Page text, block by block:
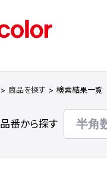
商品を探す 検索結果一覧
品番から探す